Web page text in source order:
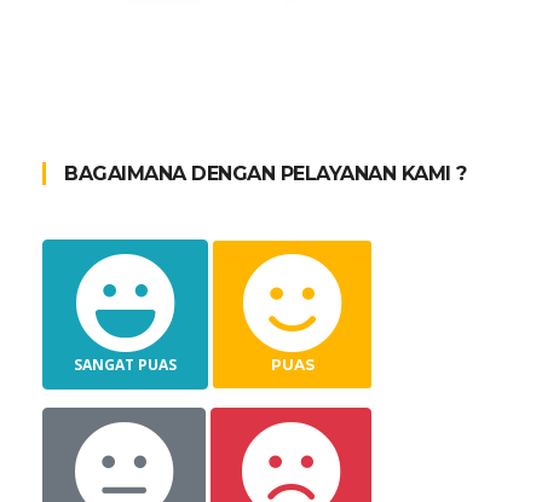
BAGAIMANA DENGAN PELAYANAN KAMI ?
SANGAT PUAS PUAS